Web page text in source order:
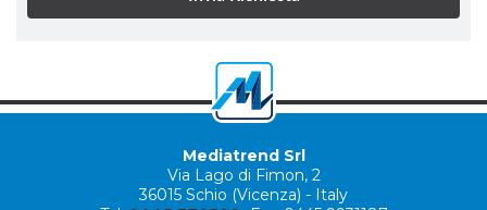
Mediatrend Srl
Via Lago di Fimon, 2
36015 Schio (Vicenza) - Italy